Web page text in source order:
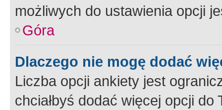
możliwych do ustawienia opcji
Góra
Dlaczego nie mogę dodać
Liczba opcji ankiety jest
chciałbyś dodać więcej opcji